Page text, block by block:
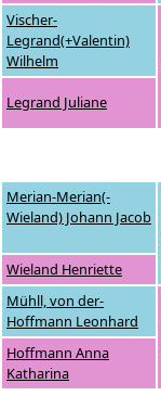
Vischer-
Legrand(+Valentin)
Wilhelm
Legrand Juliane
Merian-Merian(-
Wieland) Johann Jacob
Wieland Henriette
Mühll, von der-
Hoffmann Leonhard
Hoffmann Anna
Katharina